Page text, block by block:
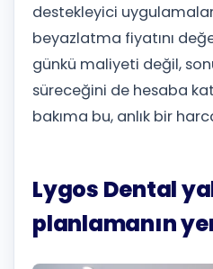
destekleyici
beyazlatma fiyatını
günkü maliyeti değil,
süreceğini de hesaba
bakıma bu, anlık bir
Lygos Dental
planlamanın